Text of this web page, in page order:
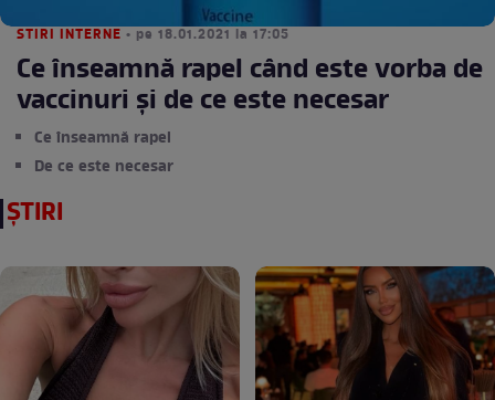
STIRI INTERNE • pe 18.01.2021 la 17:05
Ce înseamnă rapel când este vorba de
vaccinuri și de ce este necesar
Ce înseamnă rapel
De ce este necesar
ȘTIRI